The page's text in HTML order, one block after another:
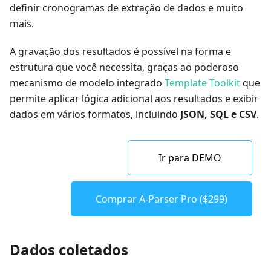
definir cronogramas de extração de dados e muito
mais.
A gravação dos resultados é possível na forma e
estrutura que você necessita, graças ao poderoso
mecanismo de modelo integrado Template Toolkitque
permite aplicar lógica adicional aos resultados e exibir
dados em vários formatos, incluindo JSON, SQL e CSV.
Ir para DEMO
Comprar A-Parser Pro ($299)
Dados coletados